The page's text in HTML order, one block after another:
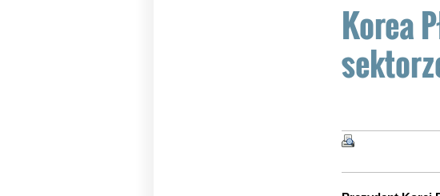
Korea